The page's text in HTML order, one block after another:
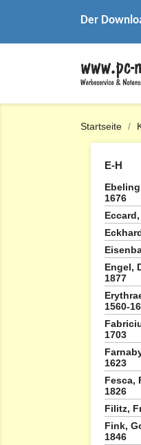
Der
Startseite
E-H
1676
Engel,
1877
1560-
1703
1623
Fesca,
1826
Filitz,
Fink,
1846